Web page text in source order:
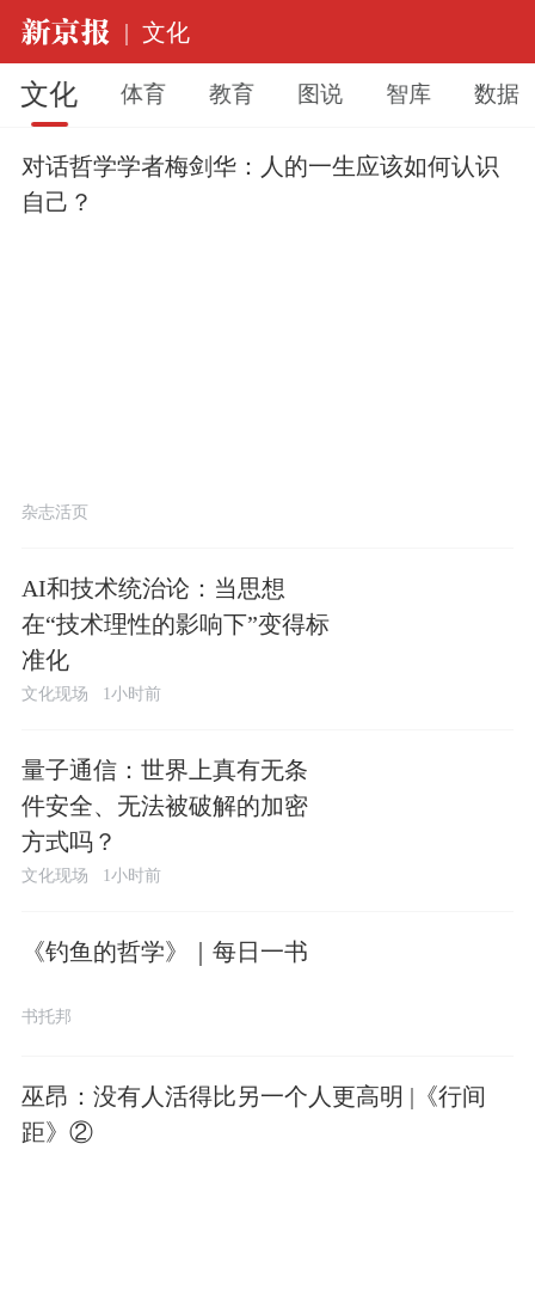
| 文化
文化 体育 教育 图说 智库 数据
对话哲学学者梅剑华：人的一生应该如何认识
自己？
杂志活页
AI和技术统治论：当思想
在“技术理性的影响下”变得标
准化
文化现场 1小时前
量子通信：世界上真有无条
件安全、无法被破解的加密
方式吗？
文化现场 1小时前
《钓鱼的哲学》｜每日一书
书托邦
巫昂：没有人活得比另一个人更高明 |《行间
距》②